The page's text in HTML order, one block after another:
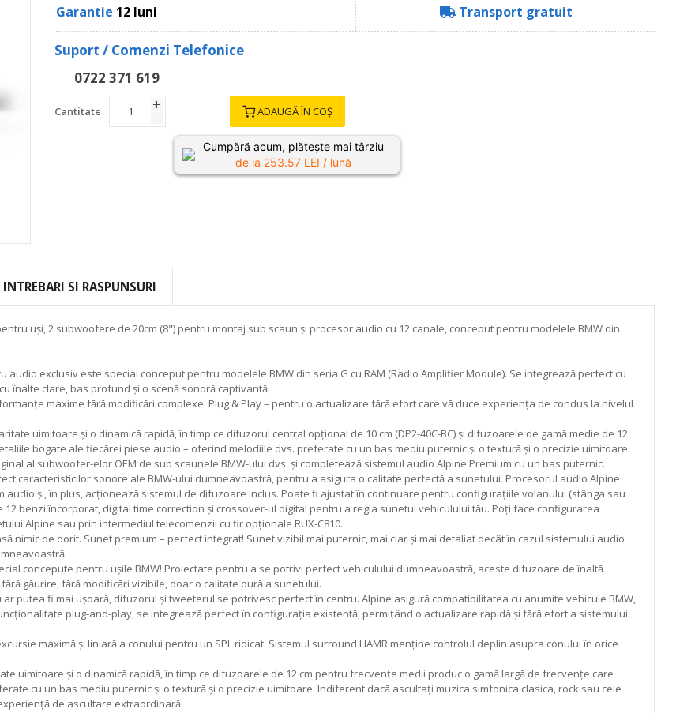
Garantie 12 luni Transport gratuit
Suport / Comenzi Telefonice
0722 371 619
Cantitate ADAUGĂ ÎN COȘ
Cumpără acum, plătește mai târziu
de la 253.57 LEI / lună
INTREBARI SI RASPUNSURI
uși, 2 subwoofere de 20cm (8") pentru montaj sub scaun și procesor audio cu 12 canale, conceput pentru modelele BMW din
exclusiv este special conceput pentru modelele BMW din seria G cu RAM (Radio Amplifier Module). Se integrează perfect cu
înalte clare, bas profund și o scenă sonoră captivantă.
maxime fără modificări complexe. Plug & Play – pentru o actualizare fără efort care vă duce experiența de condus la nivelul
uimitoare și o dinamică rapidă, în timp ce difuzorul central opțional de 10 cm (DP2-40C-BC) și difuzoarele de gamă medie de 12
bogate ale fiecărei piese audio – oferind melodiile dvs. preferate cu un bas mediu puternic și o textură și o precizie uimitoare.
al subwoofer-elor OEM de sub scaunele BMW-ului dvs. și completează sistemul audio Alpine Premium cu un bas puternic.
caracteristicilor sonore ale BMW-ului dumneavoastră, pentru a asigura o calitate perfectă a sunetului. Procesorul audio Alpine
audio și, în plus, acționează sistemul de difuzoare inclus. Poate fi ajustat în continuare pentru configurațiile volanului (stânga sau
benzi încorporat, digital time correction și crossover-ul digital pentru a regla sunetul vehiculului tău. Poți face configurarea
Alpine sau prin intermediul telecomenzii cu fir opționale RUX-C810.
nimic de dorit. Sunet premium – perfect integrat! Sunet vizibil mai puternic, mai clar și mai detaliat decât în ​​cazul sistemului audio
concepute pentru ușile BMW! Proiectate pentru a se potrivi perfect vehiculului dumneavoastră, aceste difuzoare de înaltă
găurire, fără modificări vizibile, doar o calitate pură a sunetului.
putea fi mai ușoară, difuzorul și tweeterul se potrivesc perfect în centru. Alpine asigură compatibilitatea cu anumite vehicule BMW,
plug-and-play, se integrează perfect în configurația existentă, permițând o actualizare rapidă și fără efort a sistemului
maximă și liniară a conului pentru un SPL ridicat. Sistemul surround HAMR menține controlul deplin asupra conului în orice
uimitoare și o dinamică rapidă, în timp ce difuzoarele de 12 cm pentru frecvențe medii produc o gamă largă de frecvențe care
cu un bas mediu puternic și o textură și o precizie uimitoare. Indiferent dacă ascultați muzica simfonica clasica, rock sau cele
de ascultare extraordinară.